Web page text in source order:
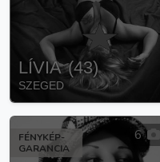
LÍVIA (43)
SZEGED
FÉNYKÉP-
GARANCIA
6